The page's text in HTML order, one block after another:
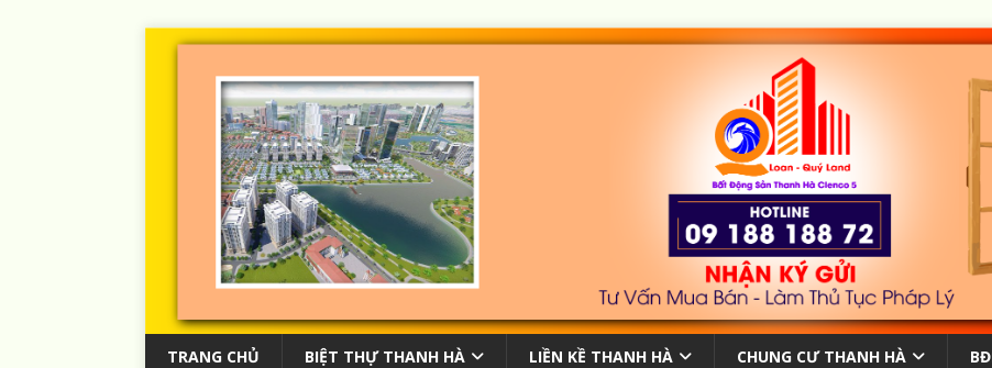
TRANG CHỦ BIỆT THỰ THANH HÀ LIỀN KỀ THANH HÀ CHUNG CƯ THANH HÀ